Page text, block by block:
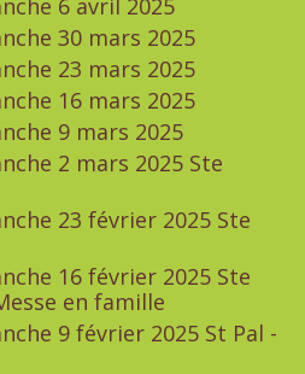
6 avril 2025
30 mars 2025
23 mars 2025
16 mars 2025
9 mars 2025
2 mars 2025 Ste
23 février 2025 Ste
16 février 2025 Ste
en famille
9 février 2025 St Pal -